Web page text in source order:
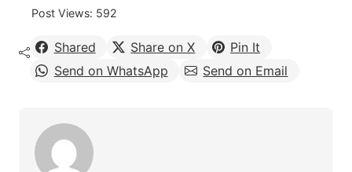
Post Views: 592
Shared Share on X
Pin It
Send on WhatsApp
Send on Email